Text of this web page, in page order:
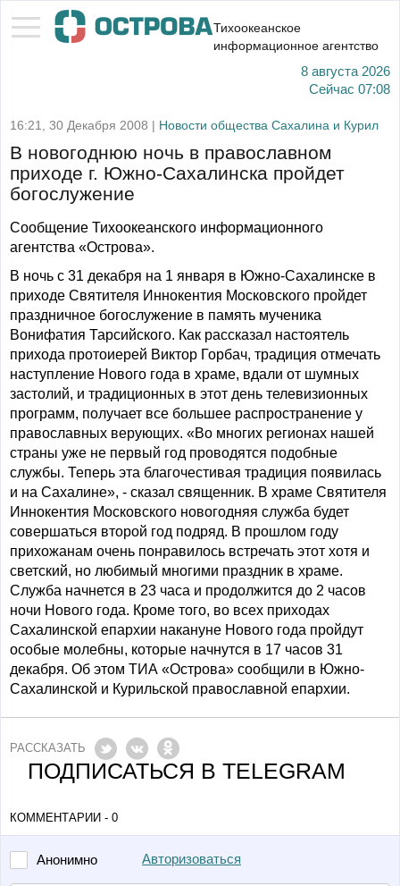
Тихоокеанское
информационное агентство
8 августа 2026
Сейчас 07:08
16:21, 30 Декабря 2008 | Новости общества Сахалина и Курил
В новогоднюю ночь в православном
приходе г. Южно-Сахалинска пройдет
богослужение
Сообщение Тихоокеанского информационного
агентства «Острова».
В ночь с 31 декабря на 1 января в Южно-Сахалинске в
приходе Святителя Иннокентия Московского пройдет
праздничное богослужение в память мученика
Вонифатия Тарсийского. Как рассказал настоятель
прихода протоиерей Виктор Горбач, традиция отмечать
наступление Нового года в храме, вдали от шумных
застолий, и традиционных в этот день телевизионных
программ, получает все большее распространение у
православных верующих. «Во многих регионах нашей
страны уже не первый год проводятся подобные
службы. Теперь эта благочестивая традиция появилась
и на Сахалине», - сказал священник. В храме Святителя
Иннокентия Московского новогодняя служба будет
совершаться второй год подряд. В прошлом году
прихожанам очень понравилось встречать этот хотя и
светский, но любимый многими праздник в храме.
Служба начнется в 23 часа и продолжится до 2 часов
ночи Нового года. Кроме того, во всех приходах
Сахалинской епархии накануне Нового года пройдут
особые молебны, которые начнутся в 17 часов 31
декабря. Об этом ТИА «Острова» сообщили в Южно-
Сахалинской и Курильской православной епархии.
РАССКАЗАТЬ
ПОДПИСАТЬСЯ В TELEGRAM
КОММЕНТАРИИ - 0
Анонимно Авторизоваться